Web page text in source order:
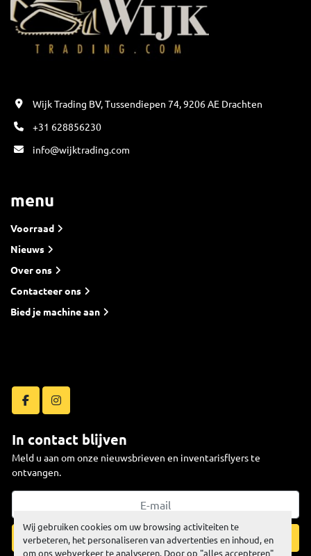
Wij gebruiken cookies om uw browsing activiteiten te
verbeteren, het personaliseren van advertenties en inhoud, en
om ons webverkeer te analyseren. Door op "alles accepteren"
facebookinstagram
In contact blijven
Meld u aan om onze nieuwsbrieven en inventarisflyers te
ontvangen.
Inschrijven
Wijk Trading BV, Tussendiepen 74, 9206 AE Drachten
+31 628856230
info@wijktrading.com
menu
Voorraad
Nieuws
Over ons
Contacteer ons
Bied je machine aan